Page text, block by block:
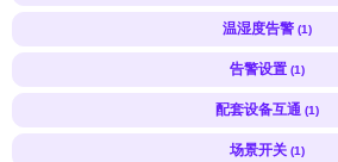
温湿度告警 (1)
告警设置 (1)
配套设备互通 (1)
场景开关 (1)